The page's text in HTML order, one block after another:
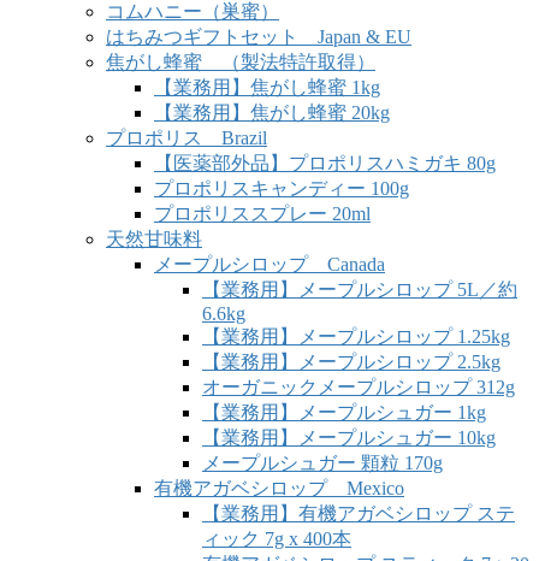
コムハニー（巣蜜）
はちみつギフトセット Japan & EU
焦がし蜂蜜 （製法特許取得）
【業務用】焦がし蜂蜜 1kg
【業務用】焦がし蜂蜜 20kg
プロポリス Brazil
【医薬部外品】プロポリスハミガキ 80g
プロポリスキャンディー 100g
プロポリススプレー 20ml
天然甘味料
メープルシロップ Canada
【業務用】メープルシロップ 5L／約
6.6kg
【業務用】メープルシロップ 1.25kg
【業務用】メープルシロップ 2.5kg
オーガニックメープルシロップ 312g
【業務用】メープルシュガー 1kg
【業務用】メープルシュガー 10kg
メープルシュガー 顆粒 170g
有機アガベシロップ Mexico
【業務用】有機アガベシロップ ステ
ィック 7g x 400本